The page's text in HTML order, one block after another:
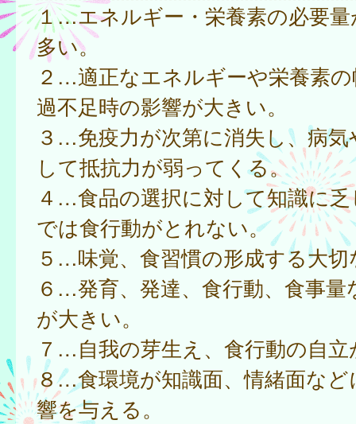
１…エネルギー・栄養素の必要
多い。
２…適正なエネルギーや栄養素
過不足時の影響が大きい。
３…免疫力が次第に消失し、病気
して抵抗力が弱ってくる。
４…食品の選択に対して知識に
では食行動がとれない。
５…味覚、食習慣の形成する大切
６…発育、発達、食行動、食事量
が大きい。
７…自我の芽生え、食行動の自
８…食環境が知識面、情緒面など
響を与える。